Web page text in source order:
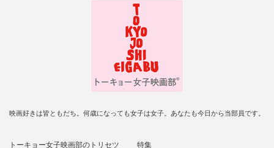
映画好きは皆ともだち。何歳になっても女子は女子。あなたも今日から当部員です。
トーキョー女子映画部のトリセツ
特集